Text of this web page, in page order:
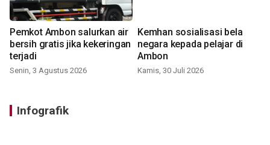
Pemkot Ambon salurkan air
bersih gratis jika kekeringan
terjadi
Senin, 3 Agustus 2026
Kemhan sosialisasi bela
negara kepada pelajar di
Ambon
Kamis, 30 Juli 2026
Infografik